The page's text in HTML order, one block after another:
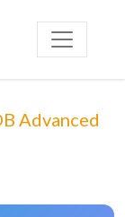
Advanced